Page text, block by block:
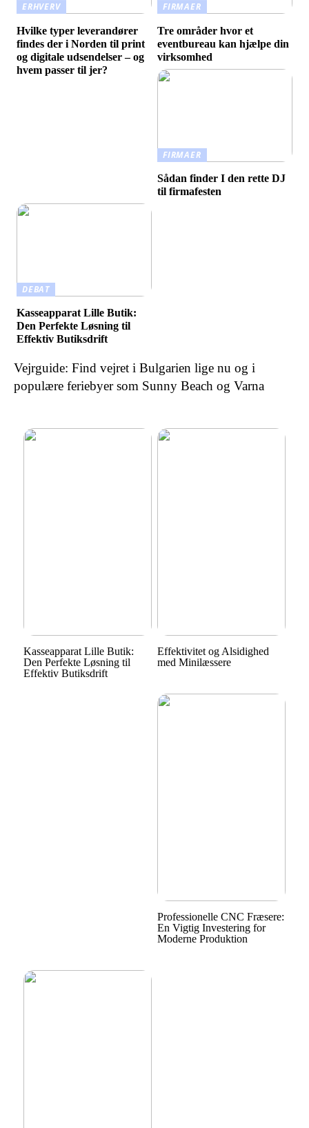
ERHVERV
Hvilke typer leverandører
findes der i Norden til print
og digitale udsendelser – og
hvem passer til jer?
FIRMAER
Tre områder hvor et
eventbureau kan hjælpe din
virksomhed
FIRMAER
Sådan finder I den rette DJ
til firmafesten
DEBAT
Kasseapparat Lille Butik:
Den Perfekte Løsning til
Effektiv Butiksdrift
Vejrguide: Find vejret i Bulgarien lige nu og i
populære feriebyer som Sunny Beach og Varna
Kasseapparat Lille Butik:
Den Perfekte Løsning til
Effektiv Butiksdrift
Effektivitet og Alsidighed
med Minilæssere
Professionelle CNC Fræsere:
En Vigtig Investering for
Moderne Produktion